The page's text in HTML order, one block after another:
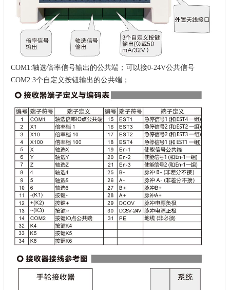
COM1:轴选倍率信号输出的公共端；可以接0-24V公共信号
COM2:3个自定义按钮输出的公共端；